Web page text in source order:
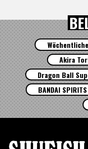
Akira
Dragon Ball
BANDAI SPIRITS